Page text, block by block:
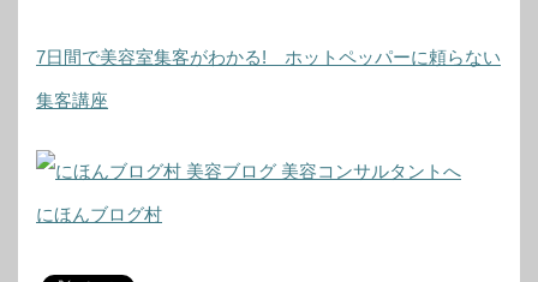
7日間で美容室集客がわかる! ホットペッパーに頼らない
集客講座
にほんブログ村